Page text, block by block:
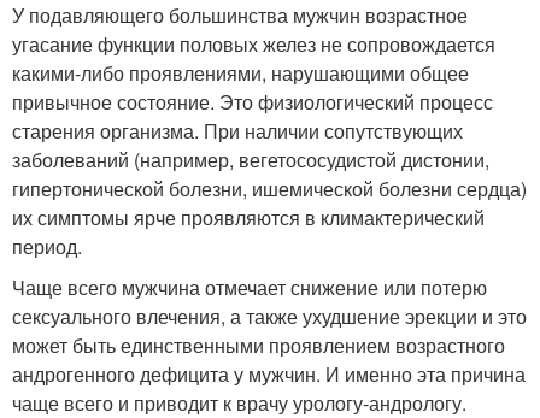
У подавляющего большинства мужчин возрастное
угасание функции половых желез не сопровождается
какими-либо проявлениями, нарушающими общее
привычное состояние. Это физиологический процесс
старения организма. При наличии сопутствующих
заболеваний (например, вегетососудистой дистонии,
гипертонической болезни, ишемической болезни сердца)
их симптомы ярче проявляются в климактерический
период.
Чаще всего мужчина отмечает снижение или потерю
сексуального влечения, а также ухудшение эрекции и это
может быть единственными проявлением возрастного
андрогенного дефицита у мужчин. И именно эта причина
чаще всего и приводит к врачу урологу-андрологу.